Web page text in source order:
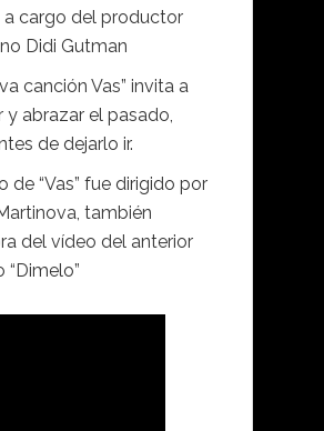
cargo del productor
Didi Gutman
canción Vas” invita a
y abrazar el pasado,
de dejarlo ir.
de “Vas” fue dirigido por
también
del vídeo del anterior
“Dimelo”